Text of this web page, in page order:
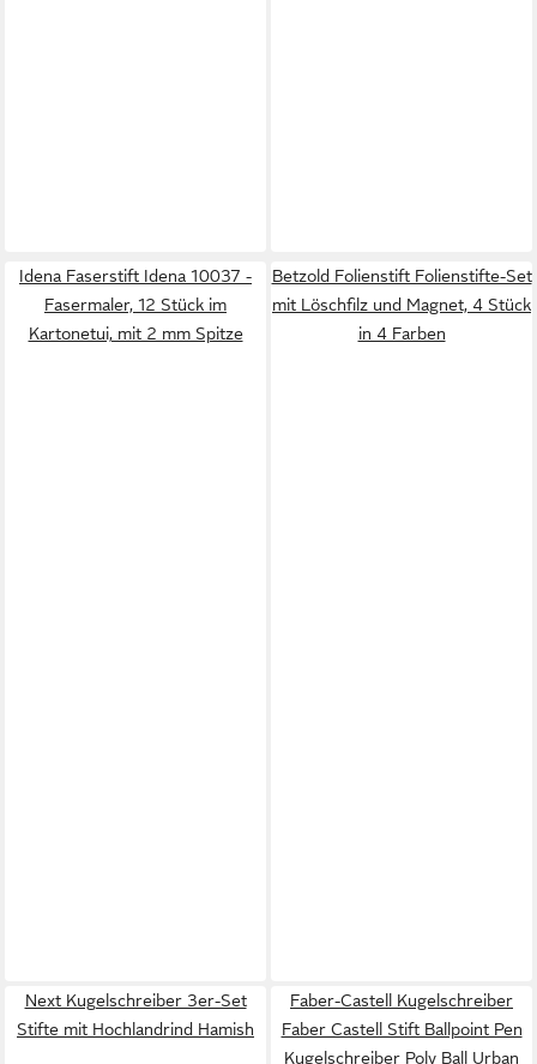
Idena Faserstift Idena 10037 -
Fasermaler, 12 Stück im
Kartonetui, mit 2 mm Spitze
Betzold Folienstift Folienstifte-Set
mit Löschfilz und Magnet, 4 Stück
in 4 Farben
Next Kugelschreiber 3er-Set
Stifte mit Hochlandrind Hamish
Faber-Castell Kugelschreiber
Faber Castell Stift Ballpoint Pen
Kugelschreiber Poly Ball Urban